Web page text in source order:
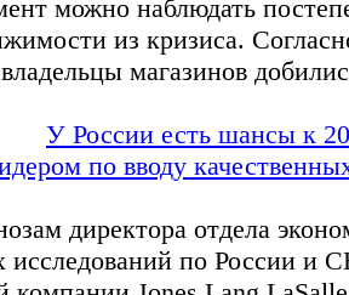
можно наблюдать
из кризиса.
магазинов
У России есть шансы к
по вводу
директора отдела
исследований по России и